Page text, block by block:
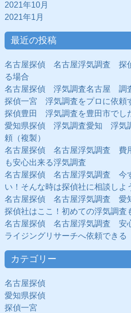
2021年10月
2021年1月
最近の投稿
名古屋探偵 名古屋浮気調査 探
る場合
名古屋探偵 浮気調査名古屋 調
探偵一宮 浮気調査をプロに依頼
探偵豊田 浮気調査を豊田市でし
愛知県探偵 浮気調査愛知 浮気
頼（複製）
名古屋探偵 名古屋浮気調査 費
も安心出来る浮気調査
名古屋探偵 名古屋浮気調査 今
い！そんな時は探偵社に相談しよ
名古屋探偵 名古屋浮気調査 愛
探偵社はここ！初めての浮気調査
名古屋探偵 名古屋浮気調査 安
ライジングリサーチへ依頼できる
カテゴリー
名古屋探偵
愛知県探偵
探偵一宮